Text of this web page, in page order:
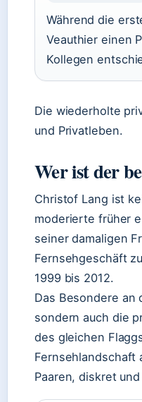
Während die
Veauthier einen
Kollegen
Die wiederholte
und Privatleben.
Wer ist der
Christof Lang ist
moderierte früher
seiner damaligen
Fernsehgeschäft
1999 bis 2012.
Das Besondere an
sondern auch die
des gleichen
Fernsehlandschaft
Paaren, diskret